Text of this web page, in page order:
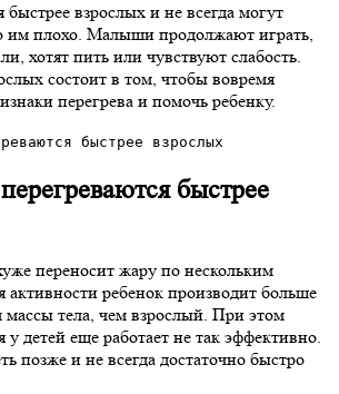
быстрее взрослых и не всегда могут
им плохо. Малыши продолжают играть,
хотят пить или чувствуют слабость.
состоит в том, чтобы вовремя
перегрева и помочь ребенку.
быстрее взрослых
быстрее
переносит жару по нескольким
ребенок производит больше
массы тела, чем взрослый. При этом
у детей еще работает не так эффективно.
позже и не всегда достаточно быстро